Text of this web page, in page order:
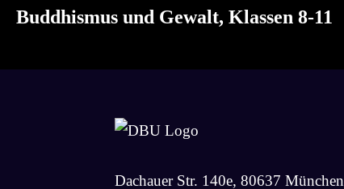
Buddhismus und Gewalt, Klassen 8-11
Dachauer Str. 140e, 80637 München